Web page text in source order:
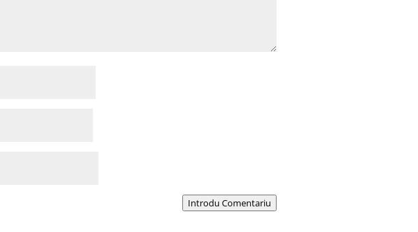
Introdu Comentariu